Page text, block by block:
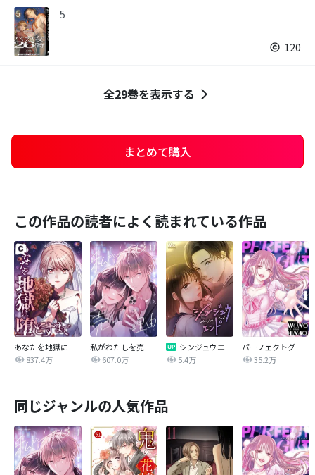
5
120
全29巻を表示する
まとめて購入
この作品の読者によく読まれている作品
あなたを地獄に堕とすまで
837.4万
私がわたしを売る理由
607.0万
シンジュウエンド【タテヨミ】
5.4万
パーフェクトグリッター
35.2万
同じジャンルの人気作品